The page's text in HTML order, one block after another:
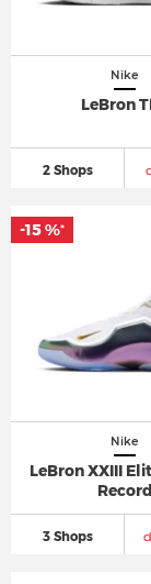
Nike
LeBron
2 Shops
Nike
LeBron XXIII
Record
3 Shops
-15 %*